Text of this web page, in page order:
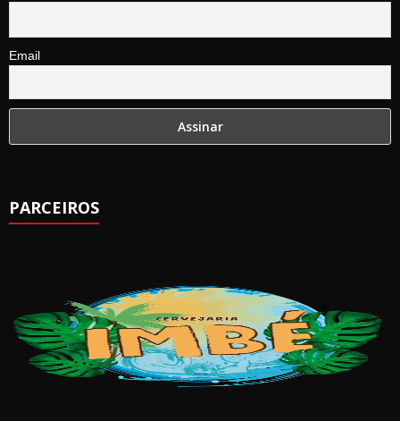
Email
PARCEIROS